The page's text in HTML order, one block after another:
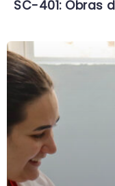
SC-401: Obras